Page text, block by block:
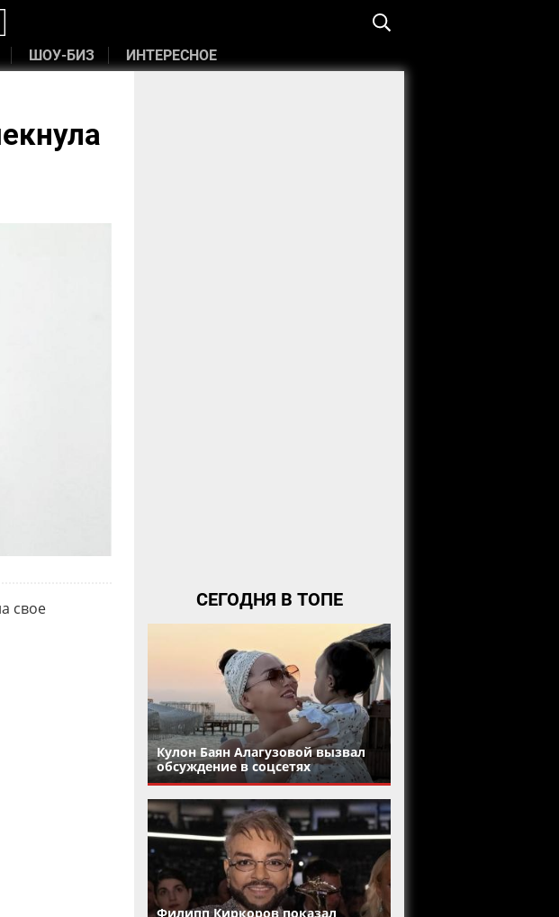
ШОУ-БИЗ ИНТЕРЕСНОЕ
свое
СЕГОДНЯ В ТОПЕ
Кулон Баян Алагузовой вызвал
обсуждение в соцсетях
Филипп Киркоров показал